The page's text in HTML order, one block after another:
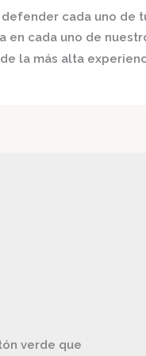
cada uno de
cada uno de
la más alta
verde que